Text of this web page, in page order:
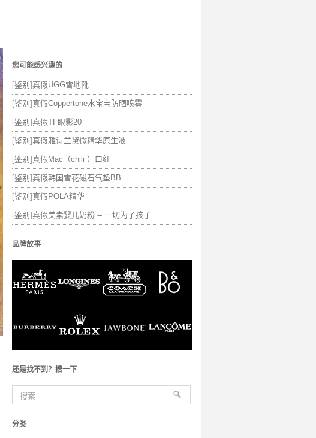
您可能感兴趣的
[鉴别]真假UGG雪地靴
[鉴别]真假Coppertone水宝宝防晒喷雾
[鉴别]真假TF眼影20
[鉴别]真假雅诗兰黛微精华原生液
[鉴别]真假Mac（chili ）口红
[鉴别]真假韩国雪花磁石气垫BB
[鉴别]真假POLA精华
[鉴别]真假美素婴儿奶粉 -- 一切为了孩子
品牌故事
还是找不到？搜一下
分类